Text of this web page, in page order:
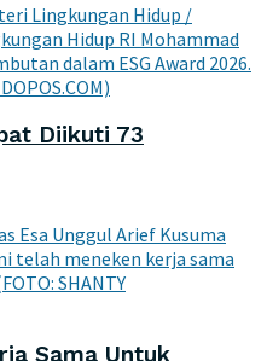
Diikuti 73
Sama Untuk